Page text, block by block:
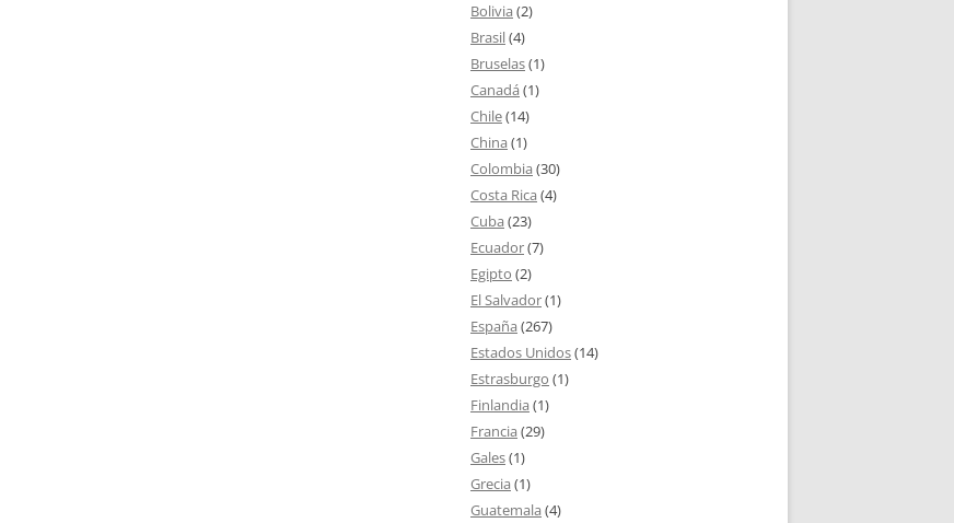
Bolivia (2)
Brasil(4)
Bruselas(1)
Canadá (1)
Chile(14)
China (1)
Colombia (30)
Costa Rica (4)
Cuba (23)
Ecuador(7)
Egipto (2)
El Salvador(1)
España (267)
Estados Unidos(14)
Estrasburgo (1)
Finlandia (1)
Francia (29)
Gales(1)
Grecia (1)
Guatemala (4)